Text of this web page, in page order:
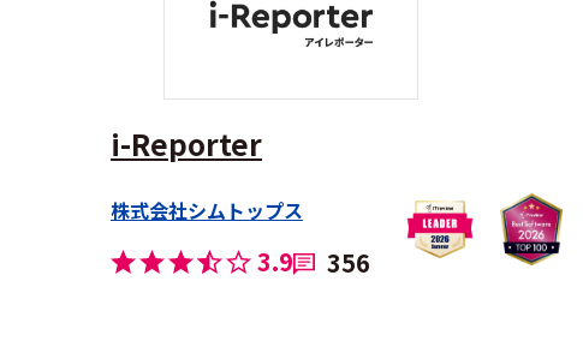
i-Reporter
株式会社シムトップス
3.9 356